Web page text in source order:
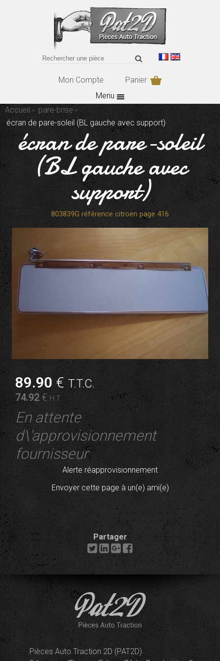
Mon Compte
Panier
Menu
Accueil
pare-brise
écran de pare-soleil (BL gauche avec support)
écran de pare-soleil
(BL gauche avec
support)
803839G référence citroen page 416
89.90 €T.T.C.
74.92 €H.T.
En attente
d\'approvisionnement
fournisseur
Alerte réapprovisionnement
Envoyer cette page à un(e) ami(e)
Partager
Pièces Auto Traction 2D (PAT2D)